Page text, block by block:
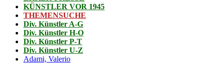
KÜNSTLER VOR 1945
THEMENSUCHE
Div. Künstler A-G
Div. Künstler H-O
Div. Künstler P-T
Div. Künstler U-Z
Adami, Valerio